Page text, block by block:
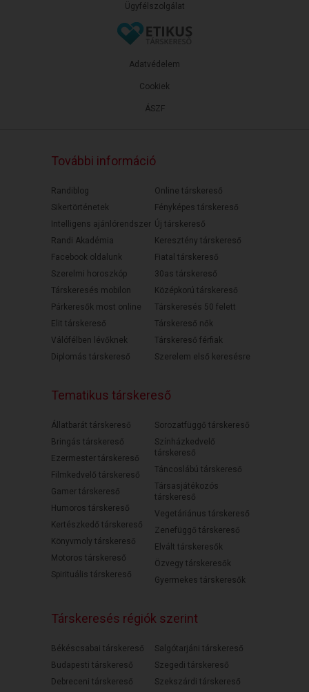
Ügyfélszolgálat
ÁSZF
Adatvédelem
Cookiek
További információ
Randiblog
Sikertörténetek
Intelligens ajánlórendszer
Randi Akadémia
Facebook oldalunk
Szerelmi horoszkóp
Társkeresés mobilon
Párkeresők most online
Elit társkereső
Válófélben lévőknek
Diplomás társkereső
Online társkereső
Fényképes társkereső
Új társkereső
Keresztény társkereső
Fiatal társkereső
30as társkereső
Középkorú társkereső
Társkeresés 50 felett
Társkereső nők
Társkereső férfiak
Szerelem első keresésre
Tematikus társkereső
Állatbarát társkereső
Bringás társkereső
Ezermester társkereső
Filmkedvelő társkereső
Gamer társkereső
Humoros társkereső
Kertészkedő társkereső
Könyvmoly társkereső
Motoros társkereső
Spirituális társkereső
Sorozatfüggő társkereső
Színházkedvelő
társkereső
Táncoslábú társkereső
Társasjátékozós
társkereső
Vegetáriánus társkereső
Zenefüggő társkereső
Elvált társkeresők
Özvegy társkeresők
Gyermekes társkeresők
Társkeresés régiók szerint
Békéscsabai társkereső
Budapesti társkereső
Debreceni társkereső
Salgótarjáni társkereső
Szegedi társkereső
Szekszárdi társkereső